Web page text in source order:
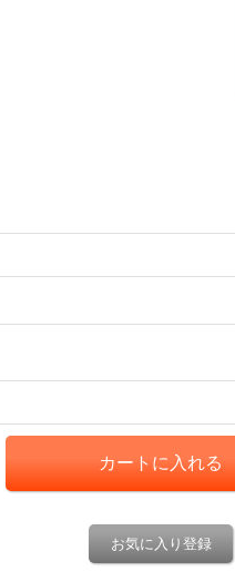
お気に入り登録